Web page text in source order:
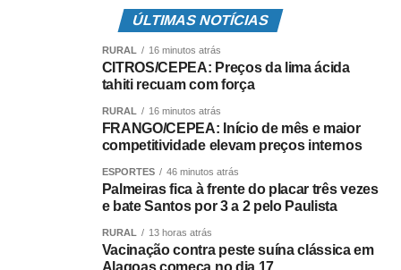
ÚLTIMAS NOTÍCIAS
RURAL 16 minutos atrás
CITROS/CEPEA: Preços da lima ácida
tahiti recuam com força
RURAL 16 minutos atrás
FRANGO/CEPEA: Início de mês e maior
competitividade elevam preços internos
ESPORTES 46 minutos atrás
Palmeiras fica à frente do placar três vezes
e bate Santos por 3 a 2 pelo Paulista
RURAL 13 horas atrás
Vacinação contra peste suína clássica em
Alagoas começa no dia 17